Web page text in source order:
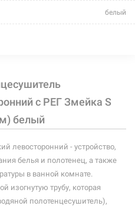
белый
45 Вт
+55°C
левосторонний
с РЕГ Змейка S
белый
левосторонний - устройство,
белья и полотенец, а также
в ванной комнате.
изогнутую трубу, которая
полотенцесушитель),